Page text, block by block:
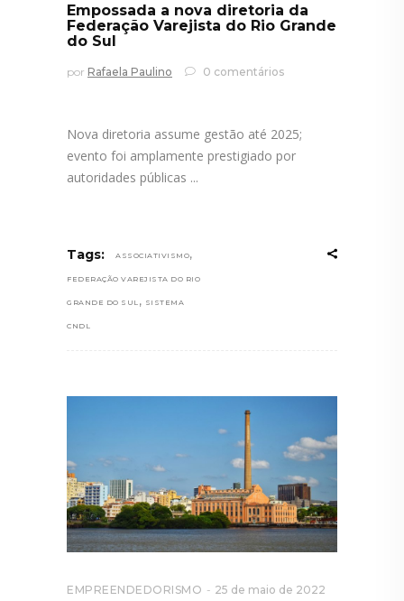
Empossada a nova diretoria da
Federação Varejista do Rio Grande
do Sul
por Rafaela Paulino 0 comentários
Nova diretoria assume gestão até 2025;
evento foi amplamente prestigiado por
autoridades públicas
Tags: ASSOCIATIVISMO,
FEDERAÇÃO VAREJISTA DO RIO
GRANDE DO SUL , SISTEMA
CNDL
EMPREENDEDORISMO 25 de maio de 2022